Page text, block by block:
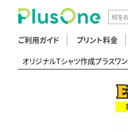
ご利用ガイド プリント料金
オリジナルTシャツ作成プラスワン